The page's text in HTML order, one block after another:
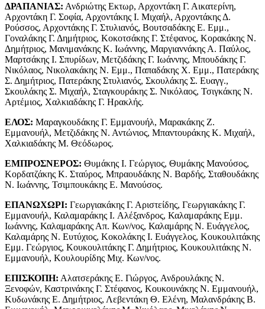
ΔΡΑΠΑΝΙΑΣ: Ανδριώτης Εκτωρ, Αρχοντάκη Γ. Αικατερίνη,
Αρχοντάκη Γ. Σοφία, Αρχοντάκης I. Μιχαήλ, Αρχοντάκης Δ.
Ρούσσος, Αρχοντάκης Γ. Στυλιανός, Βουτσαδάκης Ε. Εμμ.,
Γοναλάκης Γ. Δημήτριος, Κοκοτσάκης Γ. Στέφανος, Κορακάκης Ν.
Δημήτριος, Μανιμανάκης Κ. Ιωάννης, Μαργιαννάκης Α. Παύλος,
Μαρτσάκης I. Σπυρίδων, Μετζιδάκης Γ. Ιωάννης, Μπουδάκης Γ.
Νικόλαος, Νικολακάκης Ν. Εμμ., Παπαδάκης Χ. Εμμ., Πατεράκης
Σ. Δημήτριος, Πατεράκης Στυλιανός, Σκουλάκης Σ. Ευαγγ.,
Σκουλάκης Σ. Μιχαήλ, Σταγκουράκης Σ. Νικόλαος, Τσιγκάκης Ν.
Αρτέμιος, Χαλκιαδάκης Γ. Ηρακλής.
ΕΛΟΣ: Μαραγκουδάκης Γ. Εμμανουήλ, Μαρακάκης Ζ.
Εμμανουήλ, Μετζιδάκης Ν. Αντώνιος, Μπαντουράκης Κ. Μιχαήλ,
Χαλκιαδάκης Μ. Θεόδωρος.
ΕΜΠΡΟΣΝΕΡΟΣ: Θυμάκης I. Γεώργιος, Θυμάκης Μανούσος,
Κορδατζάκης Κ. Σταύρος, Μπραουδάκης Ν. Βαρδής, Σταθουδάκης
Ν. Ιωάννης, Τσιμπουκάκης Ε. Μανούσος.
ΕΠΑΝΩΧΩΡΙ: Γεωργιακάκης Γ. Αριστείδης, Γεωργιακάκης Γ.
Εμμανουήλ, Καλαμαράκης I. Αλέξανδρος, Καλαμαράκης Εμμ.
Ιωάννης, Καλαμαράκης Απ. Κων/νος, Καλαμάρης Ν. Ευάγγελος,
Καλαμάρης Ν. Ευτύχιος, Κοκολάκης I. Ευάγγελος, Κουκουλιτάκης
Εμμ. Γεώργιος, Κουκουλιτάκης Γ. Δημήτριος, Κουκουλιτάκης Ν.
Εμμανουήλ, Κουλουρίδης Μιχ. Κων/νος.
ΕΠΙΣΚΟΠΗ: Αλατσεράκης Ε. Γιώργος, Ανδρουλάκης Ν.
Ξενοφών, Καστρινάκης Γ. Στέφανος, Κουκουνάκης Ν. Εμμανουήλ,
Κυδωνάκης Ε. Δημήτριος, Λεβεντάκη Θ. Ελένη, Μαλανδράκης Β.